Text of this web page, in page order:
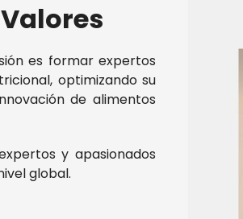
es formar expertos
optimizando su
de alimentos
y apasionados
global.